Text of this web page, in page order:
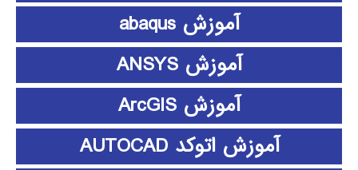
آموزش abaqus
آموزش ANSYS
آموزش ArcGIS
آموزش اتوکد AUTOCAD